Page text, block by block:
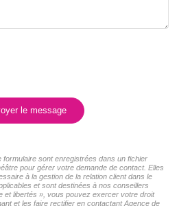
le message
sont enregistrées dans un fichier
pour gérer votre demande de contact. Elles
à la gestion de la relation client dans le
et sont destinées à nos conseillers
et libertés », vous pouvez exercer votre droit
et les faire rectifier en contactant Agence de